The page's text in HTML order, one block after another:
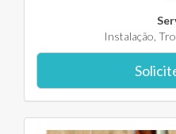
Instalação,